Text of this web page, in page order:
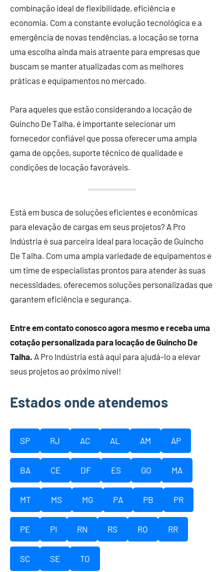
combinação ideal de flexibilidade, eficiência e
economia. Com a constante evolução tecnológica e a
emergência de novas tendências, a locação se torna
uma escolha ainda mais atraente para empresas que
buscam se manter atualizadas com as melhores
práticas e equipamentos no mercado.
Para aqueles que estão considerando a locação de
Guincho De Talha, é importante selecionar um
fornecedor confiável que possa oferecer uma ampla
gama de opções, suporte técnico de qualidade e
condições de locação favoráveis.
Está em busca de soluções eficientes e econômicas
para elevação de cargas em seus projetos? A Pro
Indústria é sua parceira ideal para locação de Guincho
De Talha. Com uma ampla variedade de equipamentos e
um time de especialistas prontos para atender às suas
necessidades, oferecemos soluções personalizadas que
garantem eficiência e segurança.
Entre em contato conosco agora mesmo e receba uma
cotação personalizada para locação de Guincho De
Talha. A Pro Indústria está aqui para ajudá-lo a elevar
seus projetos ao próximo nível!
Estados onde atendemos
SP RJ AC AL AM AP
BA CE DF ES GO MA
MT MS MG PA PB PR
PE PI RN RS RO RR
SC SE TO